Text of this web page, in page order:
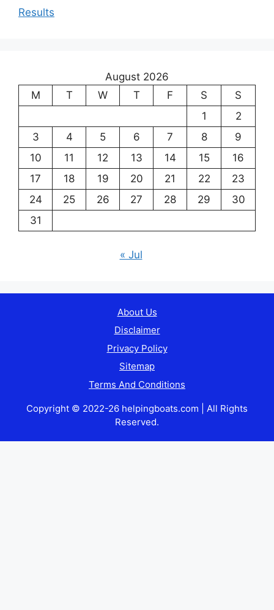
Results
August 2026
M
T W T F S
S
1
2
3
4 5 6 7 8
9
10
11 12 13 14 15
16
17
18 19 20 21 22
23
24
25 26 27 28 29
30
31
« Jul
About Us
Disclaimer
Privacy Policy
Sitemap
Terms And Conditions
Copyright © 2022-26 helpingboats.com | All Rights
Reserved.